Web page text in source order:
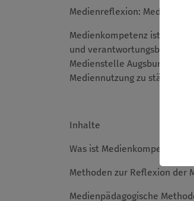
Medienreflexion:
Medienkompetenz ist
und
Medienstelle Augsburg des
Mediennutzung zu stärken.
Inhalte
Was ist Medienkompetenz?
Methoden zur Reflexion der
Medienpädagogische